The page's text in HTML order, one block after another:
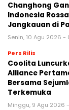
Changhong
Indonesia
Jangkauan di
Senin, 10 Agu 2026 -
Pers Rilis
Coolita
Alliance
Bersama
Terkemuka
Minggu, 9 Agu 2026